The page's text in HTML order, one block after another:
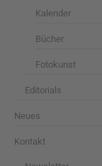
Kalender
Bücher
Fotokunst
Editorials
Neues
Kontakt